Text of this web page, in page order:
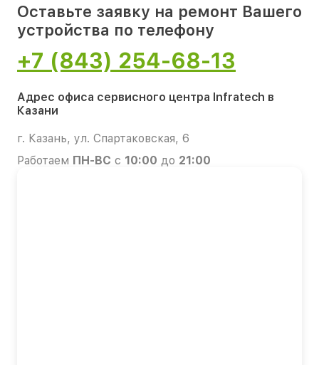
Оставьте заявку на ремонт Вашего
устройства по телефону
+7 (843) 254-68-13
Адрес офиса сервисного центра Infratech в
Казани
г. Казань, ул. Спартаковская, 6
Работаем ПН-ВС с 10:00 до 21:00